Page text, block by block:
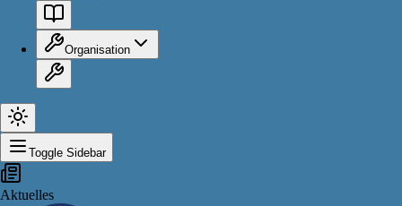
Organisation
Toggle Sidebar
Aktuelles